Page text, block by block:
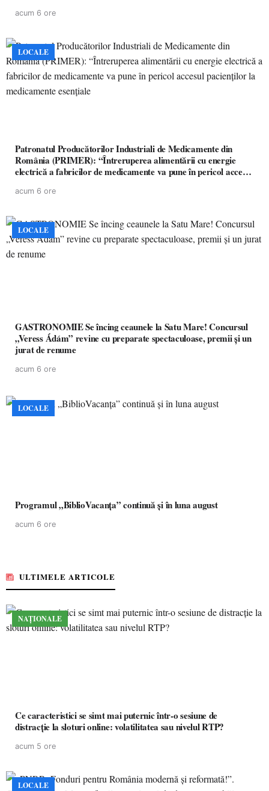
acum 6 ore
LOCALE
Patronatul Producătorilor Industriali de Medicamente din
România (PRIMER): “Întreruperea alimentării cu energie
electrică a fabricilor de medicamente va pune în pericol accesul
acum 6 ore
LOCALE
GASTRONOMIE Se încing ceaunele la Satu Mare! Concursul
„Veress Ádám” revine cu preparate spectaculoase, premii și un
jurat de renume
acum 6 ore
LOCALE
Programul „BiblioVacanța” continuă și în luna august
acum 6 ore
ULTIMELE ARTICOLE
NAȚIONALE
Ce caracteristici se simt mai puternic într-o sesiune de
distracție la sloturi online: volatilitatea sau nivelul RTP?
acum 5 ore
LOCALE